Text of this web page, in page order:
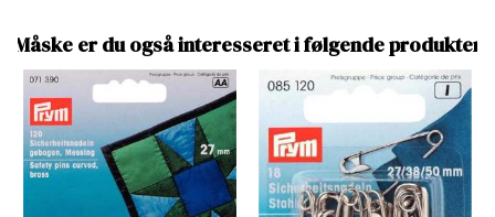
Måske er du også interesseret i følgende produkter